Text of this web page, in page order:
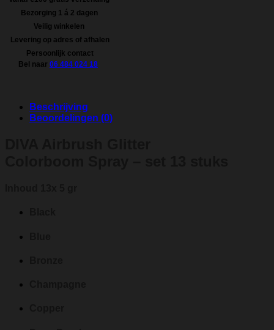
-
set
stuks
t/m
Bezorging 1 á 2 dagen
Veilig winkelen
Levering op adres of afhalen
Persoonlijk contact
Bel naar 06 484 024 18
Beschrijving
Beoordelingen (0)